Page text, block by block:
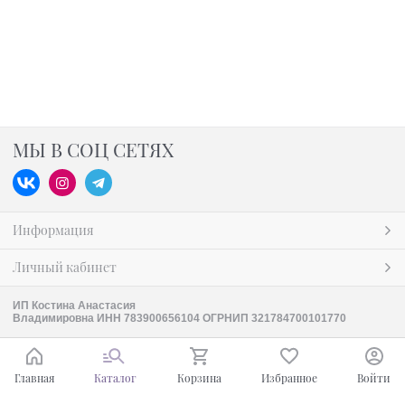
МЫ В СОЦ СЕТЯХ
Информация
Личный кабинет
ИП Костина Анастасия
Владимировна ИНН 783900656104 ОГРНИП 321784700101770
Главная Каталог Корзина Избранное Войти